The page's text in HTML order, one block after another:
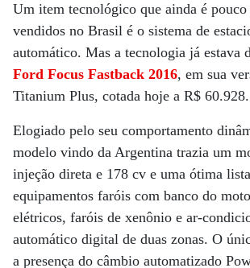
Um item tecnológico que ainda é
vendidos no Brasil é o sistema de
automático. Mas a tecnologia já estava
Ford Focus Fastback 2016, em sua
Titanium Plus, cotada hoje a R$ 60.928.
Elogiado pelo seu comportamento
modelo vindo da Argentina trazia um
injeção direta e 178 cv e uma ótima
equipamentos faróis com banco do
elétricos, faróis de xenônio e ar-
automático digital de duas zonas. O
a presença do câmbio automatizado